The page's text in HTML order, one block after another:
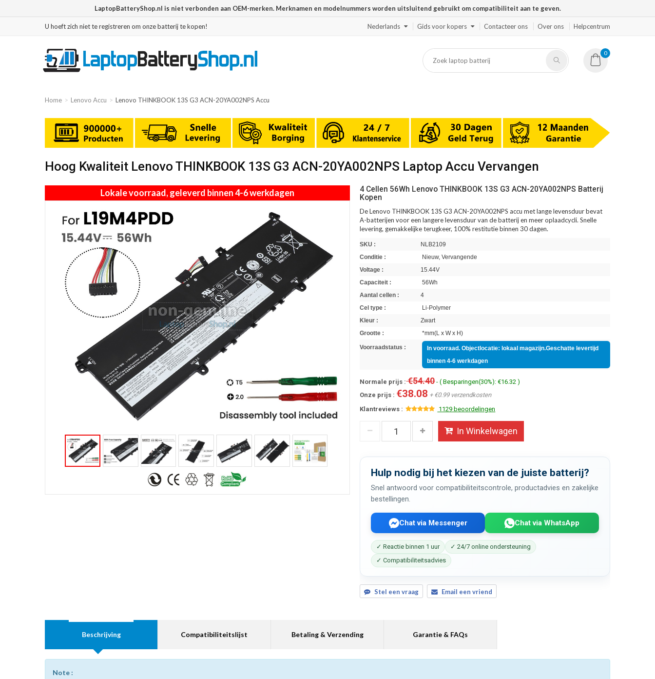
LaptopBatteryShop.nl is niet verbonden aan OEM-merken. Merknamen en modelnummers worden uitsluitend gebruikt om compatibiliteit aan te geven.
U hoeft zich niet te registreren om onze batterij te kopen! Nederlands Gids voor kopers Contacteer ons Over ons Helpcentrum
0
Home Lenovo Accu Lenovo THINKBOOK 13S G3 ACN-20YA002NPS Accu
Hoog Kwaliteit Lenovo THINKBOOK 13S G3 ACN-20YA002NPS Laptop Accu Vervangen
Lokale voorraad, geleverd binnen 4-6 werkdagen
4 Cellen 56Wh Lenovo THINKBOOK 13S G3 ACN-20YA002NPS Batterij
Kopen
De Lenovo THINKBOOK 13S G3 ACN-20YA002NPS accu met lange levensduur bevat
A-batterijen voor een langere levensduur van de batterij en meer oplaadcycli. Snelle
levering, gemakkelijke terugkeer, 100% restitutie binnen 30 dagen.
SKU :
NLB2109
Conditie :
Nieuw, Vervangende
Voltage :
15.44V
Capaciteit :
56Wh
Aantal cellen :
4
Cel type :
Li-Polymer
Kleur :
Zwart
Grootte :
*mm(L x W x H)
Voorraadstatus :
In voorraad. Objectlocatie: lokaal magazijn.Geschatte levertijd
binnen 4-6 werkdagen
Normale prijs :€54.40- ( Besparingen(30%): €16.32 )
Onze prijs : €38.08 + €0.99 verzendkosten
Klantreviews :
1129 beoordelingen
In Winkelwagen
Hulp nodig bij het kiezen van de juiste batterij?
Snel antwoord voor compatibiliteitscontrole, productadvies en zakelijke
bestellingen.
Chat via Messenger Chat via WhatsApp
✓ Reactie binnen 1 uur
✓ 24/7 online ondersteuning
✓ Compatibiliteitsadvies
Stel een vraag Email een vriend
Beschrijving Compatibiliteitslijst Betaling & Verzending Garantie & FAQs
Note :